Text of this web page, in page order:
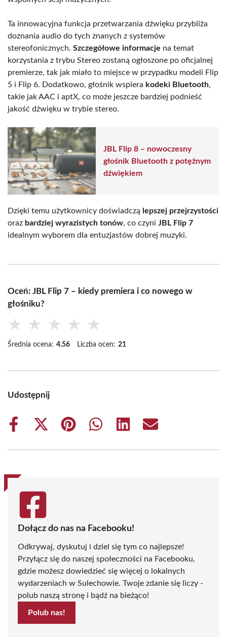
Ta innowacyjna funkcja przetwarzania dźwięku przybliża
doznania audio do tych znanych z systemów
stereofonicznych. Szczegółowe informacje na temat
korzystania z trybu Stereo zostaną ogłoszone po oficjalnej
premierze, tak jak miało to miejsce w przypadku modeli Flip
5 i Flip 6. Dodatkowo, głośnik wspiera kodeki Bluetooth,
takie jak AAC i aptX, co może jeszcze bardziej podnieść
jakość dźwięku w trybie stereo.
JBL Flip 8 – nowoczesny
głośnik Bluetooth z potężnym
dźwiękiem
Dzięki temu użytkownicy doświadczą lepszej przejrzystości
oraz bardziej wyrazistych tonów, co czyni JBL Flip 7
idealnym wyborem dla entuzjastów dobrej muzyki.
Oceń: JBL Flip 7 – kiedy premiera i co nowego w
głośniku?
★ ★ ★ ★ ★
Średnia ocena: 4.56 Liczba ocen: 21
Udostępnij
Share
Share
(Twitter)
Share
Share
Share
Share
Dołącz do nas na Facebooku!
Odkrywaj, dyskutuj i dziel się tym co najlepsze!
Przyłącz się do naszej społeczności na Facebooku,
gdzie możesz dowiedzieć się więcej o lokalnych
wydarzeniach w Sulechowie. Twoje zdanie się liczy -
polub naszą stronę i bądź na bieżąco!
Polub nas!